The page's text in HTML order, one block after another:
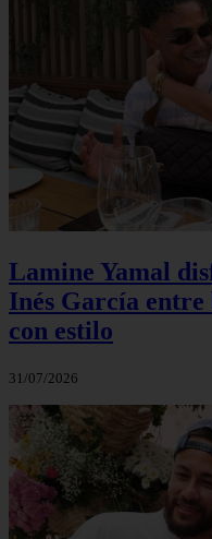
Lamine Yamal
Inés García entre
con estilo
31/07/2026